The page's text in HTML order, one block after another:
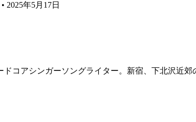
2025年5月17日
コアシンガーソングライター。新宿、下北沢近郊